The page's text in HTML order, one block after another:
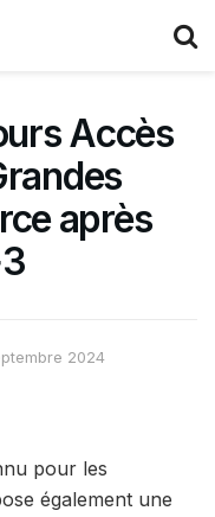
Accès
après
2024
pour les
également une